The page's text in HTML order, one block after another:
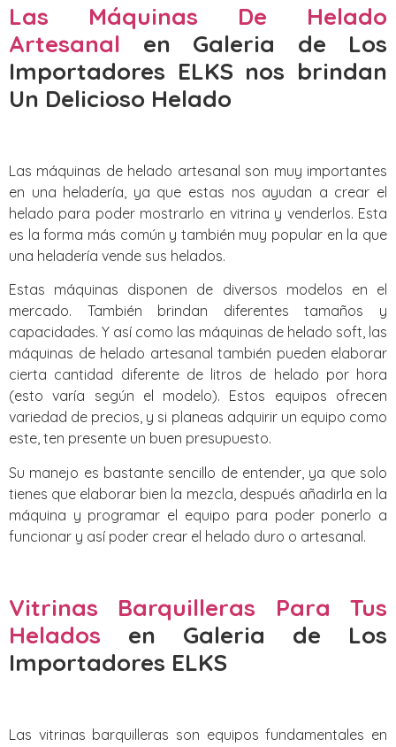
Las Máquinas De Helado
Artesanal en Galeria de Los
Importadores ELKS nos brindan
Un Delicioso Helado
Las máquinas de helado artesanal son muy importantes
en una heladería, ya que estas nos ayudan a crear el
helado para poder mostrarlo en vitrina y venderlos. Esta
es la forma más común y también muy popular en la que
una heladería vende sus helados.
Estas máquinas disponen de diversos modelos en el
mercado. También brindan diferentes tamaños y
capacidades. Y así como las máquinas de helado soft, las
máquinas de helado artesanal también pueden elaborar
cierta cantidad diferente de litros de helado por hora
(esto varía según el modelo). Estos equipos ofrecen
variedad de precios, y si planeas adquirir un equipo como
este, ten presente un buen presupuesto.
Su manejo es bastante sencillo de entender, ya que solo
tienes que elaborar bien la mezcla, después añadirla en la
máquina y programar el equipo para poder ponerlo a
funcionar y así poder crear el helado duro o artesanal.
Vitrinas Barquilleras Para Tus
Helados en Galeria de Los
Importadores ELKS
Las vitrinas barquilleras son equipos fundamentales en